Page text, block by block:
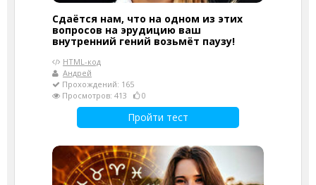
Сдаётся нам, что на одном из этих
вопросов на эрудицию ваш
внутренний гений возьмёт паузу!
HTML-код
Андрей
Прохождений: 165
Просмотров: 413
0
Пройти тест